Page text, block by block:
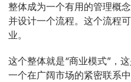
整体成为一个有用的管理概
并设计一个流程。这个流程
业。
这个整体就是“商业模式”，
一个在广阔市场的紧密联系